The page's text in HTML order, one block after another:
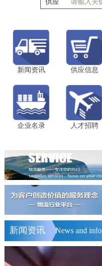
供应
新闻资讯 供应信息
企业名录 人才招聘
新闻资讯 News and